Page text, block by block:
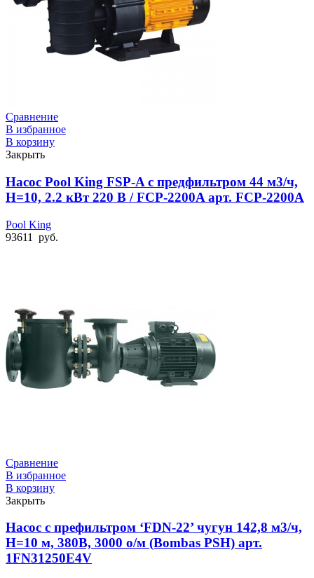
Сравнение
В избранное
В корзину
Закрыть
Насос Pool King FSP-A с предфильтром 44 м3/ч,
Н=10, 2.2 кВт 220 В / FCP-2200A арт. FCP-2200A
Pool King
93611
руб.
Сравнение
В избранное
В корзину
Закрыть
Насос с префильтром ‘FDN-22’ чугун 142,8 м3/ч,
Н=10 м, 380В, 3000 о/м (Bombas PSH) арт.
1FN31250E4V